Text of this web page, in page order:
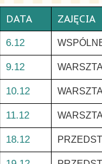
DATA ZAJĘCIA
6.12
9.12
10.12
11.12
18.12